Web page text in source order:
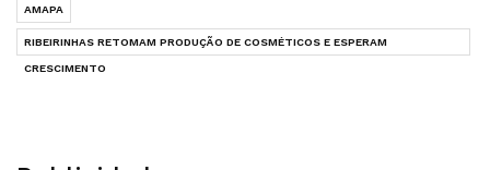
AMAPA
RIBEIRINHAS RETOMAM PRODUÇÃO DE COSMÉTICOS E ESPERAM
CRESCIMENTO